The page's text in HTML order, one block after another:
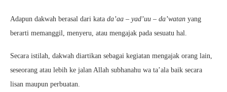
Adapun dakwah berasal dari kata da’aa – yad’uu – da’watan yang
berarti memanggil, menyeru, atau mengajak pada sesuatu hal.
Secara istilah, dakwah diartikan sebagai kegiatan mengajak orang lain,
seseorang atau lebih ke jalan Allah subhanahu wa ta’ala baik secara
lisan maupun perbuatan.